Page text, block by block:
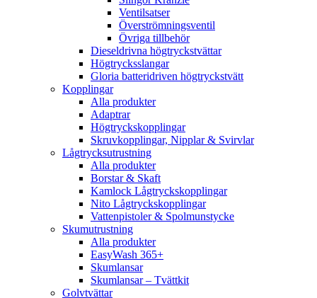
Ventilsatser
Överströmningsventil
Övriga tillbehör
Dieseldrivna högtryckstvättar
Högtrycksslangar
Gloria batteridriven högtryckstvätt
Kopplingar
Alla produkter
Adaptrar
Högtryckskopplingar
Skruvkopplingar, Nipplar & Svirvlar
Lågtrycksutrustning
Alla produkter
Borstar & Skaft
Kamlock Lågtryckskopplingar
Nito Lågtryckskopplingar
Vattenpistoler & Spolmunstycke
Skumutrustning
Alla produkter
EasyWash 365+
Skumlansar
Skumlansar – Tvättkit
Golvtvättar